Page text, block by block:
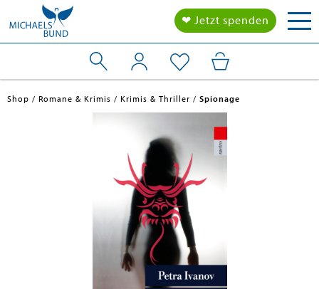
❤ Jetzt spenden
Shop Romane & Krimis Krimis & Thriller Spionage